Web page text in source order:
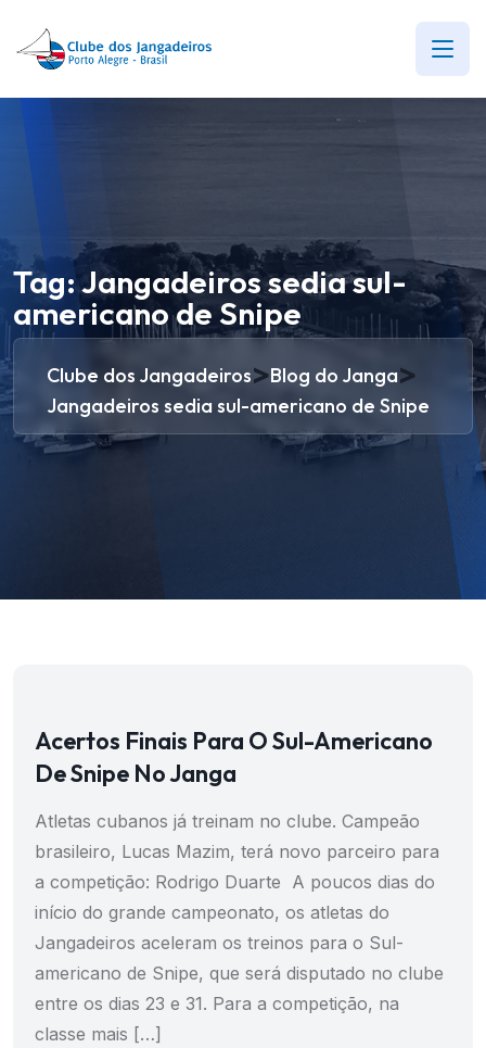
Tag:Jangadeiros sedia sul-
americano de Snipe
Clube dos Jangadeiros>Blog do Janga>
Jangadeiros sedia sul-americano de Snipe
Acertos Finais Para O Sul-Americano
De Snipe No Janga
Atletas cubanos já treinam no clube. Campeão
brasileiro, Lucas Mazim, terá novo parceiro para
a competição: Rodrigo Duarte A poucos dias do
início do grande campeonato, os atletas do
Jangadeiros aceleram os treinos para o Sul-
americano de Snipe, que será disputado no clube
entre os dias 23 e 31. Para a competição, na
classe mais […]